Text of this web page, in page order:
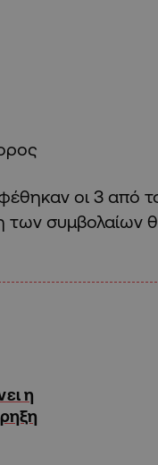
οι 3 από
συμβολαίων
η